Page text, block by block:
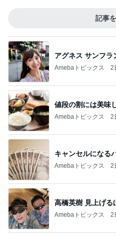
記事
アグネス サンフラ
Amebaトピックス 2
値段の割には美味
Amebaトピックス 2
キャンセルになる
Amebaトピックス 2
高橋英樹 見上げる
Amebaトピックス 2